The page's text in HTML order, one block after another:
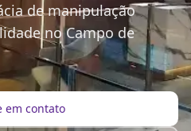
de manipulação
no Campo de
em contato